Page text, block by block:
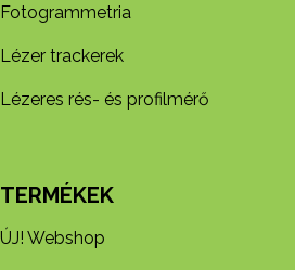
Fotogrammetria
Lézer trackerek
Lézeres rés- és profilmérő
TERMÉKEK
ÚJ! Webshop